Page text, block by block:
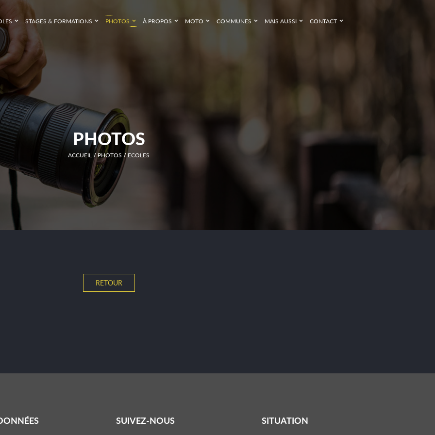
STAGES & FORMATIONS PHOTOS À PROPOS MOTO COMMUNES MAIS AUSSI CONTACT
PHOTOS
ACCUEIL PHOTOS ECOLES
RETOUR
SUIVEZ-NOUS SITUATION